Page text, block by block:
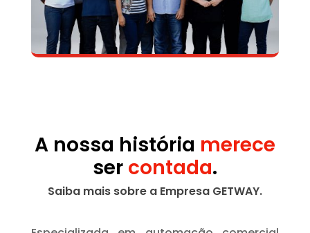
A nossa história merece
ser contada.
Saiba mais sobre a Empresa GETWAY.